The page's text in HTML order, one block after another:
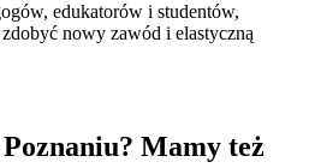
edukatorów i studentów,
nowy zawód i elastyczną
Mamy też